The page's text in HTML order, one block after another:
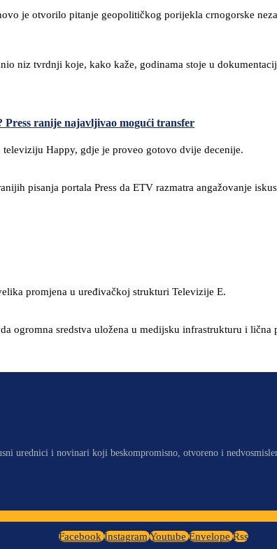
je otvorilo pitanje geopolitičkog porijekla crnogorske
niz tvrdnji koje, kako kaže, godinama stoje u
ranije najavljivao mogući transfer
Happy, gdje je proveo gotovo dvije decenije.
pisanja portala Press da ETV razmatra angažovanje
promjena u uređivačkoj strukturi Televizije E.
ogromna sredstva uložena u medijsku infrastrukturu i
urednici i novinari koji beskompromisno, otvoreno i
Facebook InstagramYoutube Envelope Rss